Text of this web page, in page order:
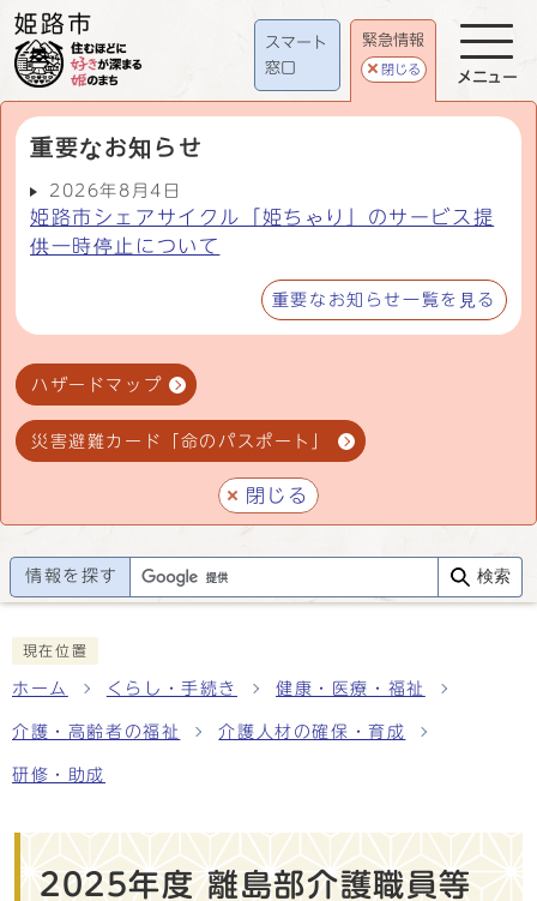
スマート
窓口
緊急情報
閉じる
重要なお知らせ
2026年8月4日
姫路市シェアサイクル「姫ちゃり」のサービス提
供一時停止について
重要なお知らせ一覧を見る
ハザードマップ
災害避難カード「命のパスポート」
閉じる
メニュー
情報を探す 検索
現在位置
ホーム くらし・手続き 健康・医療・福祉
介護・高齢者の福祉 介護人材の確保・育成
研修・助成
2025年度 離島部介護職員等